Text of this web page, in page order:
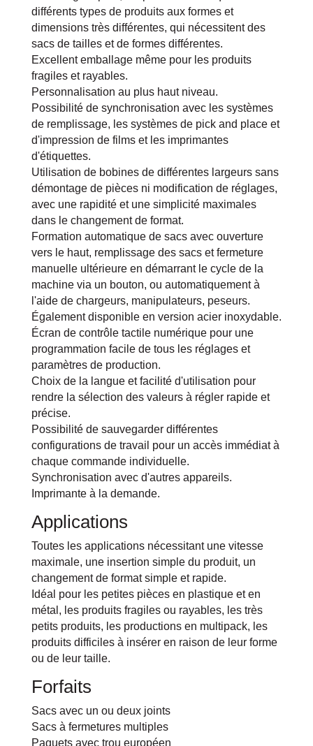
différents types de produits aux formes et
dimensions très différentes, qui nécessitent des
sacs de tailles et de formes différentes.
Excellent emballage même pour les produits
fragiles et rayables.
Personnalisation au plus haut niveau.
Possibilité de synchronisation avec les systèmes
de remplissage, les systèmes de pick and place et
d'impression de films et les imprimantes
d'étiquettes.
Utilisation de bobines de différentes largeurs sans
démontage de pièces ni modification de réglages,
avec une rapidité et une simplicité maximales
dans le changement de format.
Formation automatique de sacs avec ouverture
vers le haut, remplissage des sacs et fermeture
manuelle ultérieure en démarrant le cycle de la
machine via un bouton, ou automatiquement à
l'aide de chargeurs, manipulateurs, peseurs.
Également disponible en version acier inoxydable.
Écran de contrôle tactile numérique pour une
programmation facile de tous les réglages et
paramètres de production.
Choix de la langue et facilité d'utilisation pour
rendre la sélection des valeurs à régler rapide et
précise.
Possibilité de sauvegarder différentes
configurations de travail pour un accès immédiat à
chaque commande individuelle.
Synchronisation avec d'autres appareils.
Imprimante à la demande.
Applications
Toutes les applications nécessitant une vitesse
maximale, une insertion simple du produit, un
changement de format simple et rapide.
Idéal pour les petites pièces en plastique et en
métal, les produits fragiles ou rayables, les très
petits produits, les productions en multipack, les
produits difficiles à insérer en raison de leur forme
ou de leur taille.
Forfaits
Sacs avec un ou deux joints
Sacs à fermetures multiples
Paquets avec trou européen